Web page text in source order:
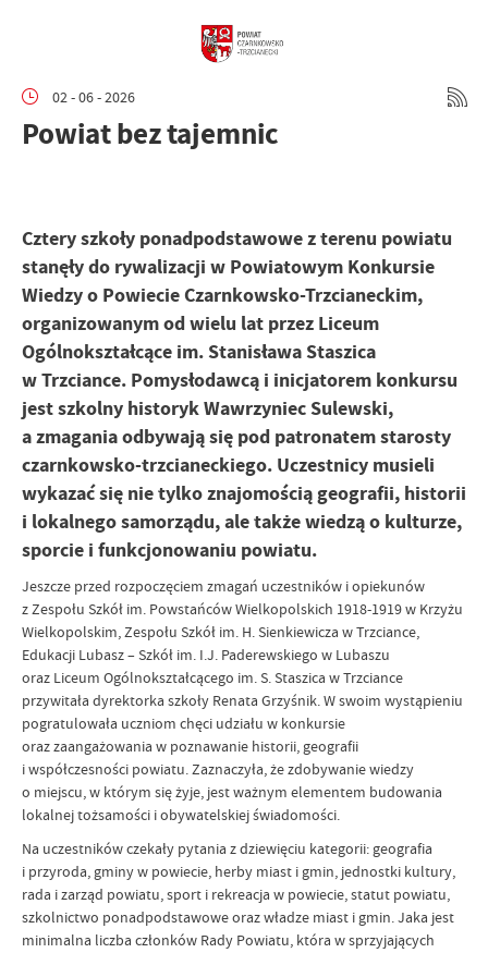
02 - 06 - 2026
Powiat bez tajemnic
Cztery szkoły ponadpodstawowe z terenu powiatu
stanęły do rywalizacji w Powiatowym Konkursie
Wiedzy o Powiecie Czarnkowsko-Trzcianeckim,
organizowanym od wielu lat przez Liceum
Ogólnokształcące im. Stanisława Staszica
w Trzciance. Pomysłodawcą i inicjatorem konkursu
jest szkolny historyk Wawrzyniec Sulewski,
a zmagania odbywają się pod patronatem starosty
czarnkowsko-trzcianeckiego. Uczestnicy musieli
wykazać się nie tylko znajomością geografii, historii
i lokalnego samorządu, ale także wiedzą o kulturze,
sporcie i funkcjonowaniu powiatu.
Jeszcze przed rozpoczęciem zmagań uczestników i opiekunów
z Zespołu Szkół im. Powstańców Wielkopolskich 1918-1919 w Krzyżu
Wielkopolskim, Zespołu Szkół im. H. Sienkiewicza w Trzciance,
Edukacji Lubasz – Szkół im. I.J. Paderewskiego w Lubaszu
oraz Liceum Ogólnokształcącego im. S. Staszica w Trzciance
przywitała dyrektorka szkoły Renata Grzyśnik. W swoim wystąpieniu
pogratulowała uczniom chęci udziału w konkursie
oraz zaangażowania w poznawanie historii, geografii
i współczesności powiatu. Zaznaczyła, że zdobywanie wiedzy
o miejscu, w którym się żyje, jest ważnym elementem budowania
lokalnej tożsamości i obywatelskiej świadomości.
Na uczestników czekały pytania z dziewięciu kategorii: geografia
i przyroda, gminy w powiecie, herby miast i gmin, jednostki kultury,
rada i zarząd powiatu, sport i rekreacja w powiecie, statut powiatu,
szkolnictwo ponadpodstawowe oraz władze miast i gmin. Jaka jest
minimalna liczba członków Rady Powiatu, która w sprzyjających